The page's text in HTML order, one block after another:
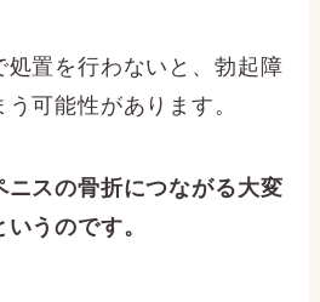
処置を行わないと、勃起障
可能性があります。
ニスの骨折につながる大変
うのです。